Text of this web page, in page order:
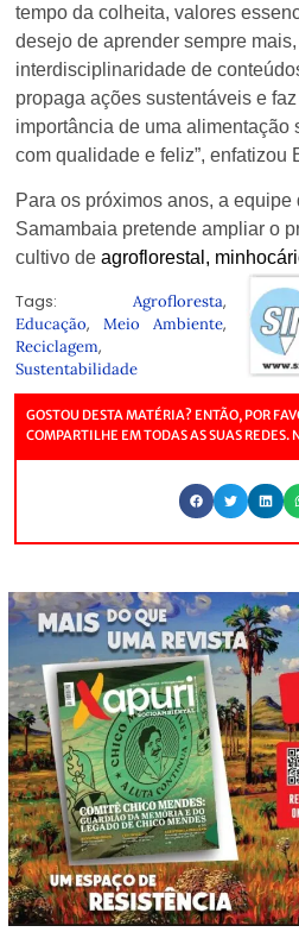
tempo da colheita, valores
desejo de aprender sempre
interdisciplinaridade de
propaga ações sustentáveis e
importância de uma alimentação
com qualidade e feliz”, enfatizou
Para os próximos anos, a equipe
Samambaia pretende ampliar o
cultivo de agroflorestal,
Tags: Agrofloresta,
Educação, Meio Ambiente,
Reciclagem,
Sustentabilidade
GOSTOU DESTA MATÉRIA? ENTÃO, POR
COMPARTILHE EM TODAS AS SUAS REDES.